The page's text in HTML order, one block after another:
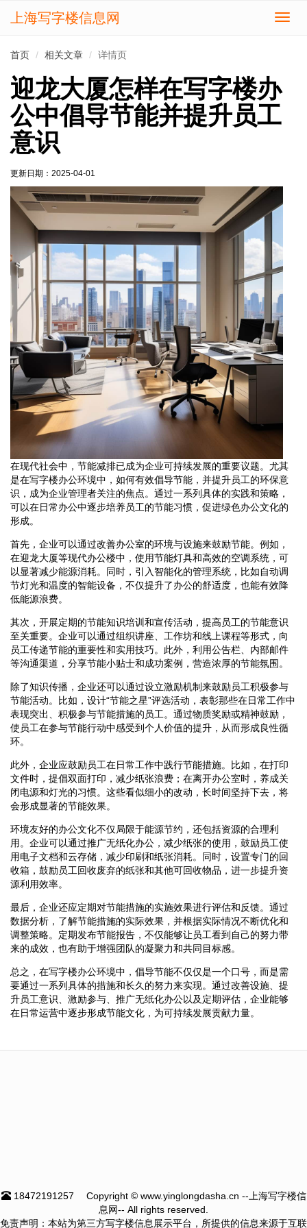
切
上海写字楼信息网
首页 相关文章 详情页
迎龙大厦怎样在写字楼办
公中倡导节能并提升员工
意识
更新日期： 2025-04-01
在现代社会中，节能减排已成为企业可持续发展的重要议题。尤其
是在写字楼办公环境中，如何有效倡导节能，并提升员工的环保意
识，成为企业管理者关注的焦点。通过一系列具体的实践和策略，
可以在日常办公中逐步培养员工的节能习惯，促进绿色办公文化的
形成。
首先，企业可以通过改善办公室的环境与设施来鼓励节能。例如，
在迎龙大厦等现代办公楼中，使用节能灯具和高效的空调系统，可
以显著减少能源消耗。同时，引入智能化的管理系统，比如自动调
节灯光和温度的智能设备，不仅提升了办公的舒适度，也能有效降
低能源浪费。
其次，开展定期的节能知识培训和宣传活动，提高员工的节能意识
至关重要。企业可以通过组织讲座、工作坊和线上课程等形式，向
员工传递节能的重要性和实用技巧。此外，利用公告栏、内部邮件
等沟通渠道，分享节能小贴士和成功案例，营造浓厚的节能氛围。
除了知识传播，企业还可以通过设立激励机制来鼓励员工积极参与
节能活动。比如，设计“节能之星”评选活动，表彰那些在日常工作中
表现突出、积极参与节能措施的员工。通过物质奖励或精神鼓励，
使员工在参与节能行动中感受到个人价值的提升，从而形成良性循
环。
此外，企业应鼓励员工在日常工作中践行节能措施。比如，在打印
文件时，提倡双面打印，减少纸张浪费；在离开办公室时，养成关
闭电源和灯光的习惯。这些看似细小的改动，长时间坚持下去，将
会形成显著的节能效果。
环境友好的办公文化不仅局限于能源节约，还包括资源的合理利
用。企业可以通过推广无纸化办公，减少纸张的使用，鼓励员工使
用电子文档和云存储，减少印刷和纸张消耗。同时，设置专门的回
收箱，鼓励员工回收废弃的纸张和其他可回收物品，进一步提升资
源利用效率。
最后，企业还应定期对节能措施的实施效果进行评估和反馈。通过
数据分析，了解节能措施的实际效果，并根据实际情况不断优化和
调整策略。定期发布节能报告，不仅能够让员工看到自己的努力带
来的成效，也有助于增强团队的凝聚力和共同目标感。
总之，在写字楼办公环境中，倡导节能不仅仅是一个口号，而是需
要通过一系列具体的措施和长久的努力来实现。通过改善设施、提
升员工意识、激励参与、推广无纸化办公以及定期评估，企业能够
在日常运营中逐步形成节能文化，为可持续发展贡献力量。
18472191257
Copyright © www.yinglongdasha.cn --上海写字楼信
息网-- All rights reserved.
免责声明：本站为第三方写字楼信息展示平台，所提供的信息来源于互联